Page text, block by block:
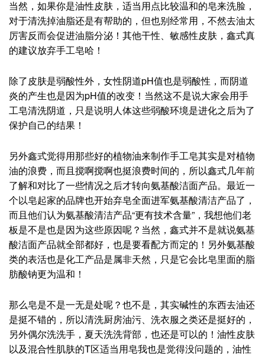
壳网那文章说的手工搅拌非常容易皂化不完全外，即使皂化
得很好它也依然是碱性。
鑫式《病理及用油思路》课讲细菌的时候就说到，绝大多数
皂含有比较多的营养的话，再加上你使用后其是潮湿的状
态，是很容易滋养细菌的！你不可能用完一次手工皂就烘干
一次吧？
人体皮肤pH值为弱酸性，这种环境是有利于维持正常菌群
果你经常改变这个健康的pH值环境而使它变成弱碱性，其
实受感染的几率也会增加，虽然只是短暂的改变，尤其是皮
肤有破损的情况！
当然，如果你是油性皮肤，适当用点比较温和的皂来洗脸，
对于清洗掉油脂还是有帮助的，但也别经常用，不然去油太
厉害反而会促进油脂分泌！其他干性、敏感性皮肤，鑫式真
的建议放弃手工皂哈！
炎的产生也是因为pH值的改变！当然这不是说大家会用手
工皂清洗阴道，只是说明人体这些弱酸环境是进化之后为了
保护自己的结果！